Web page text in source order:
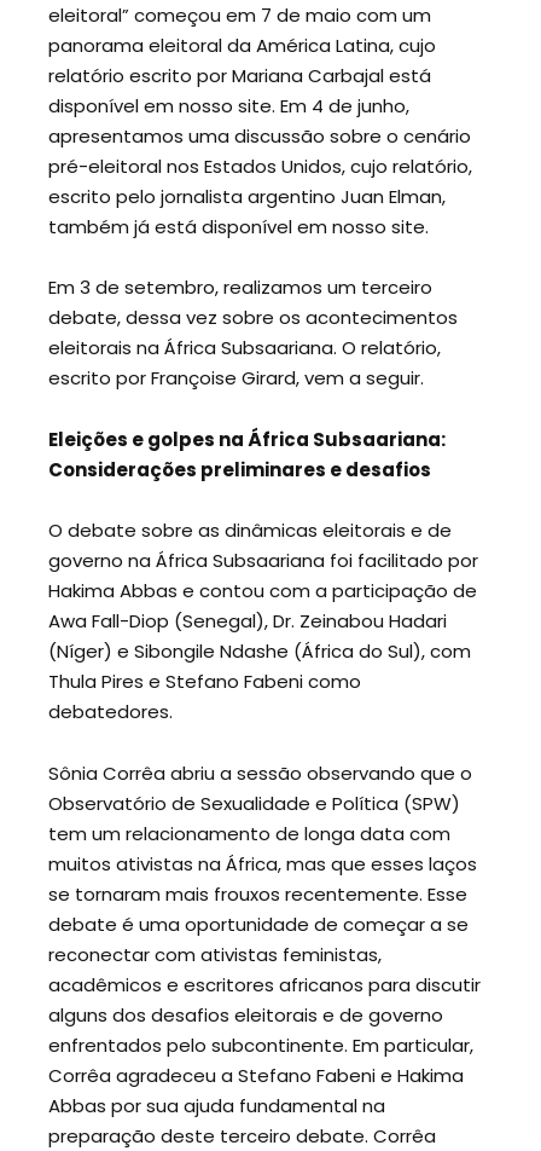
eleitoral” começou em 7 de maio com um
panorama eleitoral da América Latina, cujo
relatório escrito por Mariana Carbajal está
disponível em nosso site. Em 4 de junho,
apresentamos uma discussão sobre o cenário
pré-eleitoral nos Estados Unidos, cujo relatório,
escrito pelo jornalista argentino Juan Elman,
também já está disponível em nosso site.
Em 3 de setembro, realizamos um terceiro
debate, dessa vez sobre os acontecimentos
eleitorais na África Subsaariana. O relatório,
escrito por Françoise Girard, vem a seguir.
Eleições e golpes na África Subsaariana:
Considerações preliminares e desafios
O debate sobre as dinâmicas eleitorais e de
governo na África Subsaariana foi facilitado por
Hakima Abbas e contou com a participação de
Awa Fall-Diop (Senegal), Dr. Zeinabou Hadari
(Níger) e Sibongile Ndashe (África do Sul), com
Thula Pires e Stefano Fabeni como
debatedores.
Sônia Corrêa abriu a sessão observando que o
Observatório de Sexualidade e Política (SPW)
tem um relacionamento de longa data com
muitos ativistas na África, mas que esses laços
se tornaram mais frouxos recentemente. Esse
debate é uma oportunidade de começar a se
reconectar com ativistas feministas,
acadêmicos e escritores africanos para discutir
alguns dos desafios eleitorais e de governo
enfrentados pelo subcontinente. Em particular,
Corrêa agradeceu a Stefano Fabeni e Hakima
Abbas por sua ajuda fundamental na
preparação deste terceiro debate. Corrêa